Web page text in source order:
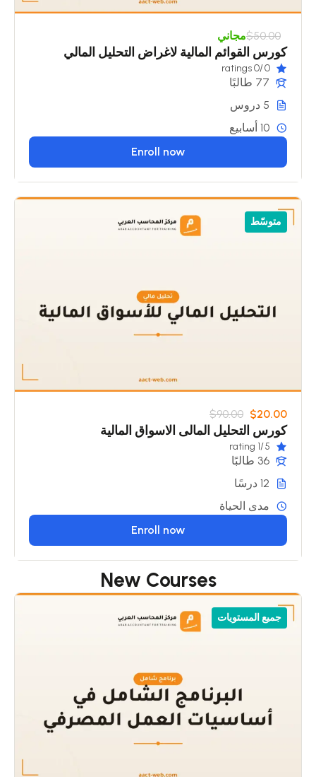
$50.00مجاني
كورس القوائم المالية لاغراض التحليل المالي
0
/0 ratings
77 طالبًا
5 دروس
10 أسابيع
Enroll now
متوسّط
$90.00 $20.00
كورس التحليل المالى الاسواق المالية
5
/1 rating
36 طالبًا
12 درسًا
مدى الحياة
Enroll now
New Courses
جميع المستويات